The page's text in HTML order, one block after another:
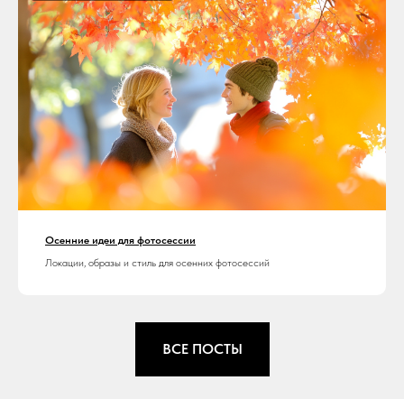
Осенние идеи для фотосессии
Локации, образы и стиль для осенних фотосессий
ВСЕ ПОСТЫ